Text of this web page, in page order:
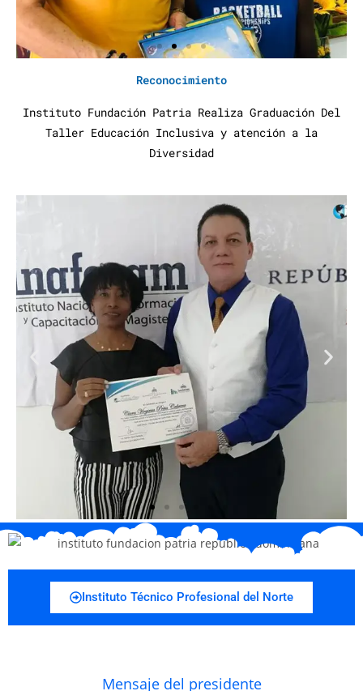
Reconocimiento
Instituto Fundación Patria Realiza Graduación Del
Taller Educación Inclusiva y atención a la
Diversidad
Instituto Técnico Profesional del Norte
Mensaje del presidente